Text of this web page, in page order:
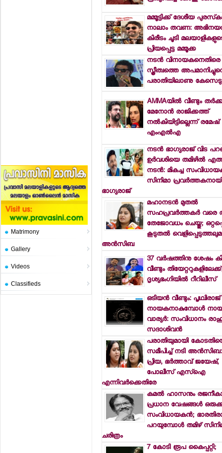
Matrimony
Gallery
Videos
Classifieds
മമ്മൂട്ടിക്ക് ദേശീയ
നാലാം തവണ:
കിരീടം ചൂടി
പ്രിയപ്പെട്ട മമ്മൂക്ക
നടന്‍
സ്ത്രീത്വത്തെ
പരാതിയിലാണു
AMMAയില്‍ വീണ്ടും
മേനോന്‍ രാജിക്കത്ത്
നല്‍കിയിട്ടില്ലെന്ന് രമേഷ്
എംഎല്‍എ
നടന്‍ ഭാഗ്യരാജ് വിട
ഉര്‍വശിയെ തമിഴില്‍
നടന്‍: മികച്ച
സിനിമാ
ഭാഗ്യരാജ്
മഹാനടന്‍ മുതല്‍
സഹപ്രവര്‍ത്തകര്‍ വരെ
തേജോവധം ചെയ്തു;
കൂടുതല്‍
അന്‍സിബ
37 വര്‍ഷത്തിനു ശേഷം
വീണ്ടും
ദൃശ്യഭംഗിയില്‍ റീറിലീസ്
ഒടിയന്‍ വീണ്ടും: പൃഥ്വിരാജ്
നായകനാകുമ്പോള്‍
വാര്യര്‍: സംവിധാനം
സദാശിവന്‍
പരാതിയുമായി
സമീപിച്ച് നടി അന്‍സിബ:
പ്രിയ, ഭര്‍ത്താവ് ജയേഷ്,
പോലീസ് എസ്‌ഐ
എന്നിവര്‍ക്കെതിരേ
കമല്‍ ഹാസനും
പ്രധാന വേഷങ്ങള്‍
സംവിധായകന്‍;
പറയുമ്പോള്‍ തമിഴ്
ചരിത്രം
7 കോടി രൂപ കൈപ്പറ്റി;